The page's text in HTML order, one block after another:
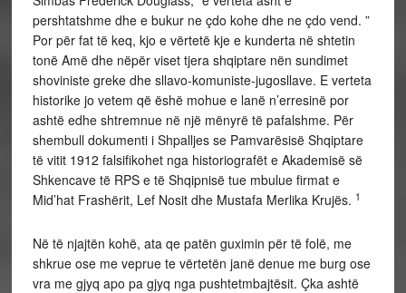
pershtatshme dhe e bukur ne çdo kohe dhe ne çdo vend. ”
Por për fat të keq, kjo e vërtetë kje e kunderta në shtetin
tonë Amë dhe nëpër viset tjera shqiptare nën sundimet
shoviniste greke dhe sllavo-komuniste-jugosllave. E verteta
historike jo vetem që ëshë mohue e lanë n’erresinë por
ashtë edhe shtremnue në një mënyrë të pafalshme. Për
shembull dokumenti i Shpalljes se Pamvarësisë Shqiptare
të vitit 1912 falsifikohet nga historiografët e Akademisë së
Shkencave të RPS e të Shqipnisë tue mbulue firmat e
Mid’hat Frashërit, Lef Nosit dhe Mustafa Merlika Krujës. 1
Në të njajtën kohë, ata qe patën guximin për të folë, me
shkrue ose me veprue te vërtetën janë denue me burg ose
vra me gjyq apo pa gjyq nga pushtetmbajtësit. Çka ashtë